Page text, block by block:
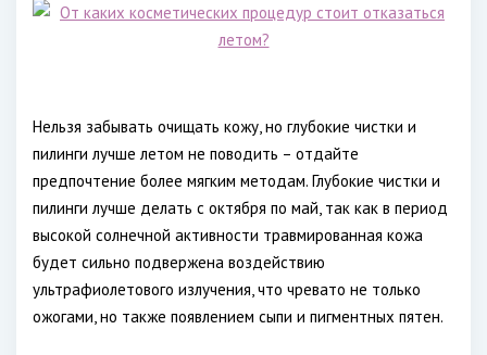
Нельзя забывать очищать кожу, но глубокие чистки и
пилинги лучше летом не поводить – отдайте
предпочтение более мягким методам. Глубокие чистки и
пилинги лучше делать с октября по май, так как в период
высокой солнечной активности травмированная кожа
будет сильно подвержена воздействию
ультрафиолетового излучения, что чревато не только
ожогами, но также появлением сыпи и пигментных пятен.